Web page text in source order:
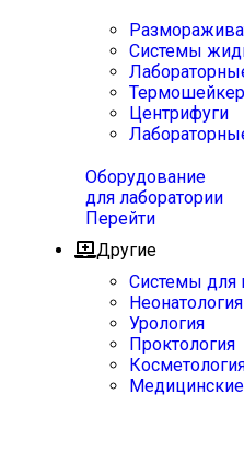
Системы
Центрифуги
Оборудование
для лаборатории
Перейти
Другие
Системы для
Неонатология
Урология
Проктология